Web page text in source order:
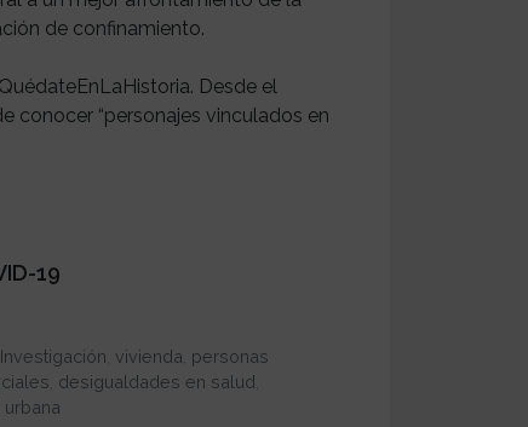
de confinamiento.
Desde el
conocer “personajes vinculados en
19
Investigación vivienda personas
desigualdades en salud